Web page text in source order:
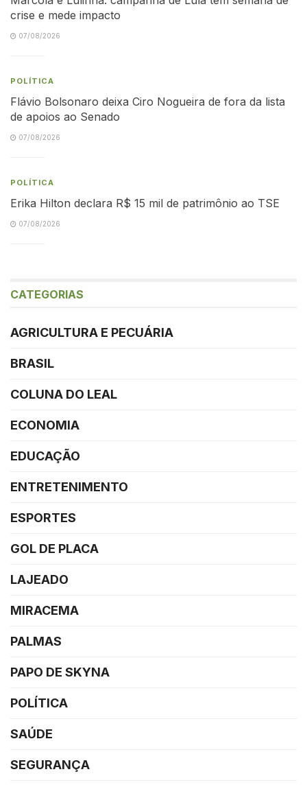
crise e mede impacto
07/08/2026
POLÍTICA
Flávio Bolsonaro deixa Ciro Nogueira de fora da lista
de apoios ao Senado
07/08/2026
POLÍTICA
Erika Hilton declara R$ 15 mil de patrimônio ao TSE
07/08/2026
CATEGORIAS
AGRICULTURA E PECUÁRIA
BRASIL
COLUNA DO LEAL
ECONOMIA
EDUCAÇÃO
ENTRETENIMENTO
ESPORTES
GOL DE PLACA
LAJEADO
MIRACEMA
PALMAS
PAPO DE SKYNA
POLÍTICA
SAÚDE
SEGURANÇA